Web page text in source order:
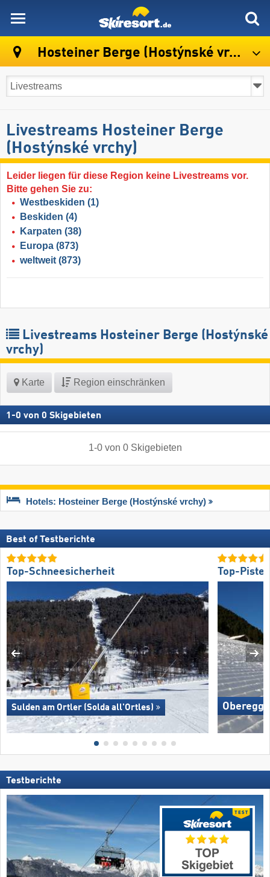
Hosteiner Berge (Hostýnské vrchy)
Livestreams Hosteiner Berge
(Hostýnské vrchy)
Leider liegen für diese Region keine Livestreams vor.
Bitte gehen Sie zu:
Westbeskiden (1)
Beskiden (4)
Karpaten (38)
Europa (873)
weltweit (873)
Livestreams Hosteiner Berge (Hostýnské
vrchy)
Karte Region einschränken
1 -0 von 0 Skigebieten
1-0von 0 Skigebieten
Hotels: Hosteiner Berge (Hostýnské vrchy)
Best of Testberichte
Top-Schneesicherheit
Sulden am Ortler (Solda all'Ortles)
Top-
Testberichte